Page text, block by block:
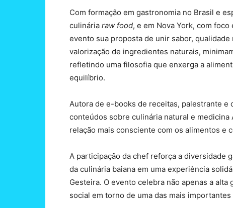
Com formação em gastronomia no Brasil e
culinária raw food, e em Nova York, com
evento sua proposta de unir sabor,
valorização de ingredientes naturais,
refletindo uma filosofia que enxerga a
equilíbrio.
Autora de e-books de receitas, palestrante
conteúdos sobre culinária natural e
relação mais consciente com os alimentos e
A participação da chef reforça a diversidade
da culinária baiana em uma experiência
Gesteira. O evento celebra não apenas a
social em torno de uma das mais